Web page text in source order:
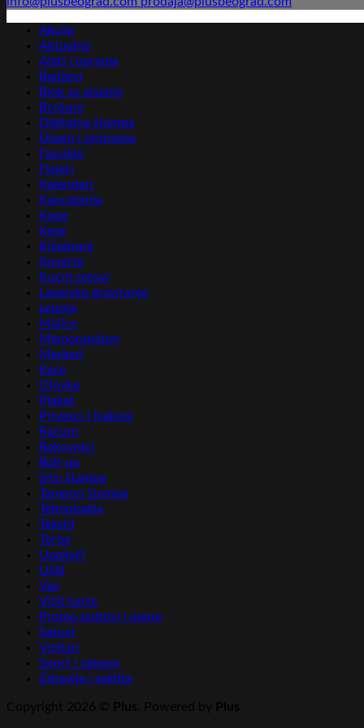
Akcija
Aktuelno
Alati i oprema
Bedževi
Blok za pisanje
Brošure
Digitalna štampa
Dizajn i priprema
Fascikle
Flajeri
Kalendari
Kancelarija
Kape
Kese
Kišobrani
Koverte
Kućni setovi
Lasersko graviranje
Lepota
Majice
Memorandum
Markeri
Kese
Olovke
Plakat
Privesci i trakice
Računi
Rokovnici
Roll-up
Sito štampa
Tampon štampa
Tehnologija
Tekstil
Torbe
Upaljači
USB
Vez
Vizit karte
Promo pultovi i panoi
Satovi
Vizitari
Sport i zabava
Zdravlje i zaštita